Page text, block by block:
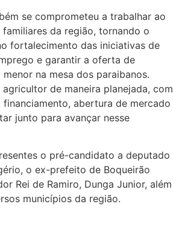
se comprometeu a trabalhar ao
da região, tornando o
fortalecimento das iniciativas de
e garantir a oferta de
na mesa dos paraibanos.
agricultor de maneira planejada, com
abertura de mercado
junto para avançar nesse
o pré-candidato a deputado
o ex-prefeito de Boqueirão
Rei de Ramiro, Dunga Junior, além
municípios da região.